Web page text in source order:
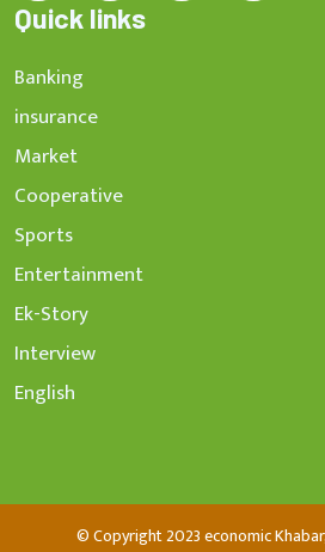
Quick links
Banking
insurance
Market
Cooperative
Sports
Entertainment
Ek-Story
Interview
English
© Copyright 2023 economic